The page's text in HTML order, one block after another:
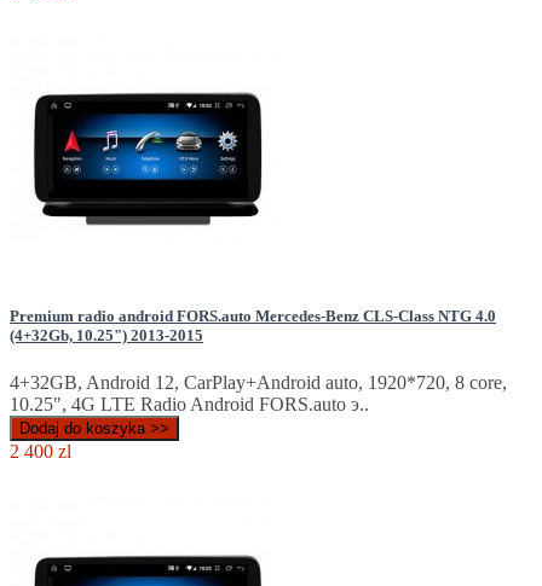
Premium radio android FORS.auto Mercedes-Benz CLS-Class NTG 4.0
(4+32Gb, 10.25") 2013-2015
4+32GB, Android 12, CarPlay+Android auto, 1920*720, 8 core,
10.25", 4G LTE Radio Android FORS.auto э..
Dodaj do koszyka >>
2 400 zl